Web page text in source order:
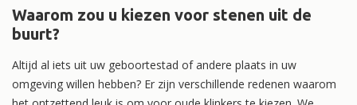
Waarom zou u kiezen voor stenen uit de
buurt?
Altijd al iets uit uw geboortestad of andere plaats in uw
omgeving willen hebben? Er zijn verschillende redenen waarom